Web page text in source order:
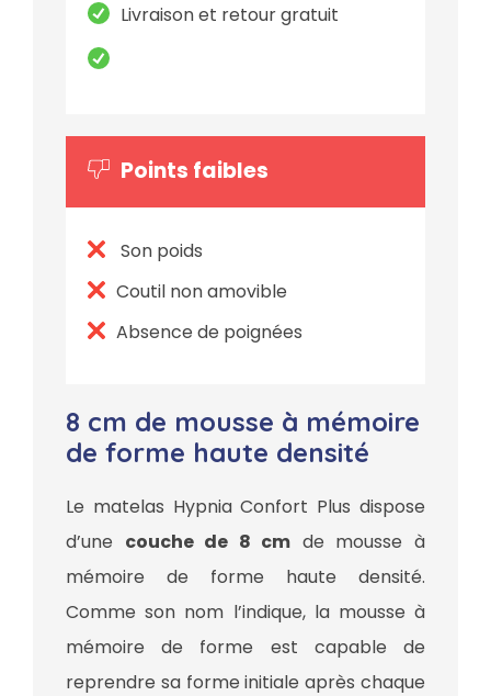
Livraison et retour gratuit
Points faibles
Son poids
Coutil non amovible
Absence de poignées
8 cm de mousse à mémoire
de forme haute densité
Le matelas Hypnia Confort Plus dispose
d’une couche de 8 cm de mousse à
mémoire de forme haute densité.
Comme son nom l’indique, la mousse à
mémoire de forme est capable de
reprendre sa forme initiale après chaque